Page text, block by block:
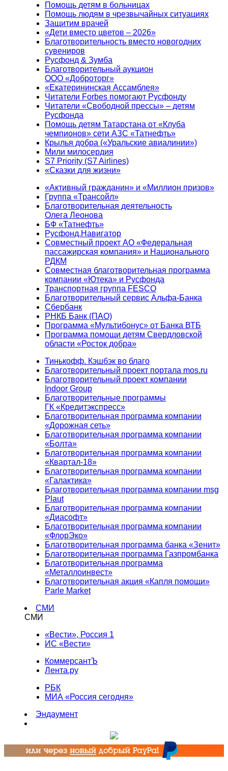
Помощь детям в больницах
Помощь людям в чрезвычайных ситуациях
Защитим врачей
«Дети вместо цветов – 2026»
Благотворительность вместо новогодних
сувениров
Русфонд & Зумба
Благотворительный аукцион
ООО «Доброторг»
«Екатерининская Ассамблея»
Читатели Forbes помогают Русфонду
Читатели «Свободной прессы» – детям
Русфонда
Помощь детям Татарстана от «Клуба
чемпионов» сети АЗС «Татнефть»
Крылья добра («Уральские авиалинии»)
Мили милосердия
S7 Priority (S7 Airlines)
«Сказки для жизни»
«Активный гражданин» и «Миллион призов»
Группа «Трансойл»
Благотворительная деятельность
Олега Леонова
БФ «Татнефть»
Русфонд.Навигатор
Совместный проект АО «Федеральная
пассажирская компания» и Национального
РДКМ
Совместная благотворительная программа
компании «Ютека» и Русфонда
Транспортная группа FESCO
Благотворительный сервис Альфа-Банка
Сбербанк
РНКБ Банк (ПАО)
Программа «Мультибонус» от Банка ВТБ
Программа помощи детям Свердловской
области «Росток добра»
Тинькофф. Кэшбэк во благо
Благотворительный проект портала mos.ru
Благотворительный проект компании
Indoor Group
Благотворительные программы
ГК «Кредитэкспресс»
Благотворительная программа компании
«Дорожная сеть»
Благотворительная программа компании
«Болта»
Благотворительная программа компании
«Квартал-18»
Благотворительная программа компании
«Галактика»
Благотворительная программа компании msg
Plaut
Благотворительная программа компании
«Диасофт»
Благотворительная программа компании
«ФлорЭко»
Благотворительная программа банка «Зенит»
Благотворительная программа Газпромбанка
Благотворительная программа
«Металлоинвест»
Благотворительная акция «Капля помощи»
Parle Market
СМИ
СМИ
«Вести», Россия 1
ИС «Вести»
КоммерсантЪ
Лента.ру
РБК
МИА «Россия сегодня»
Эндаумент